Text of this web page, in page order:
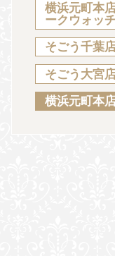
横浜元町本
ークウォッ
そごう千葉
そごう大宮
横浜元町本